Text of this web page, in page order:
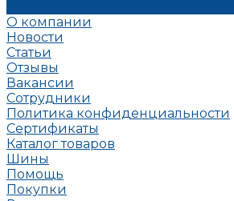
О компании
Новости
Статьи
Отзывы
Вакансии
Сотрудники
Политика конфиденциальности
Сертификаты
Каталог товаров
Шины
Помощь
Покупки